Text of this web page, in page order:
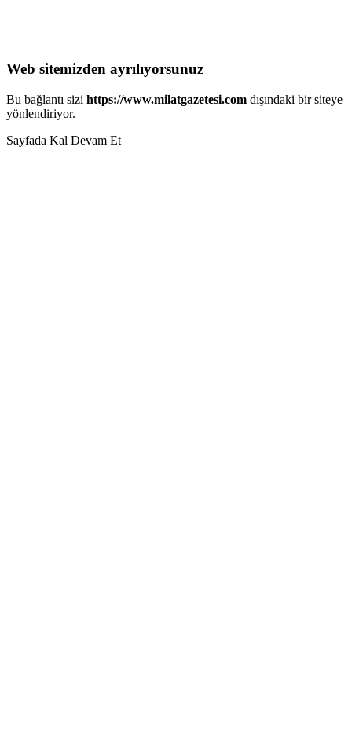
Web sitemizden ayrılıyorsunuz
Bu bağlantı sizi https://www.milatgazetesi.com dışındaki bir siteye
yönlendiriyor.
Sayfada Kal Devam Et